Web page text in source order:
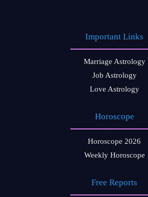
Important Links
Marriage Astrology
Job Astrology
Love Astrology
Horoscope
Horoscope 2026
Weekly Horoscope
Free Reports